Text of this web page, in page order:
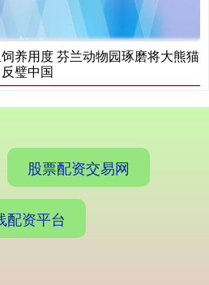
养用度 芬兰动物园琢磨将大熊猫
反璧中国
股票配资交易网
配资平台